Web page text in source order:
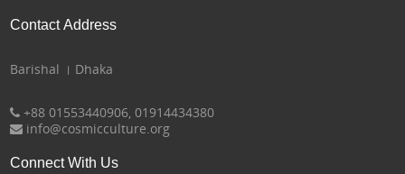
Contact Address
Barishal । Dhaka
+88 01553440906, 01914434380
info@cosmicculture.org
Connect With Us